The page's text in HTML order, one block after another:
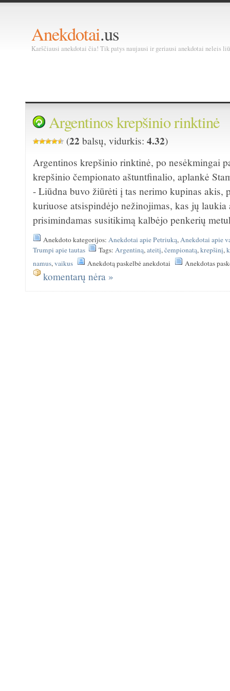
Anekdotai.us
Karščiausi anekdotai čia! Tik patys naujausi ir geriausi anekdotai neleis
Argentinos krepšinio rinktinė
(22 balsų, vidurkis:4.32)
Argentinos krepšinio rinktinė, po nesėkmingai
krepšinio čempionato aštuntfinalio, aplankė
- Liūdna buvo žiūrėti į tas nerimo kupinas akis,
kuriuose atsispindėjo nežinojimas, kas jų laukia
prisimindamas susitikimą kalbėjo penkerių
Anekdoto kategorijos:Anekdotai apie Petriuką,Anekdotai apie
Trumpi apie tautas
Tags:Argentiną,ateitį,čempionatą,krepšinį,
namus,vaikus Anekdotą paskelbė anekdotai Anekdotas
komentarų nėra »